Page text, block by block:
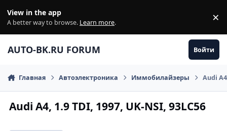
View in the app
A better way to browse. Learn more. ×
AUTO-BK.RU FORUM Войти
Главная Автоэлектроника Иммобилайзеры Audi
Audi A4, 1.9 TDI, 1997, UK-NSI, 93LC56